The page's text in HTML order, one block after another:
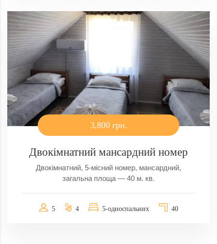
3,800 грн.
Двокімнатний мансардний номер
Двокімнатний, 5-місний номер, мансардний,
загальна площа — 40 м. кв.
5 4 5-односпальних 40